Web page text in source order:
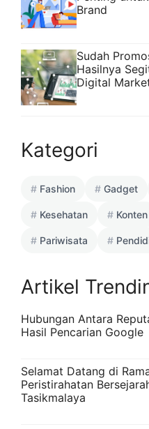
Brand
Sudah
Hasilnya
Digital
Kategori
Fashion Gadget
Kesehatan Konten
Pariwisata
Artikel
Hubungan Antara
Hasil Pencarian Google
Selamat Datang di
Peristirahatan
Tasikmalaya